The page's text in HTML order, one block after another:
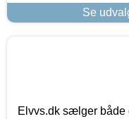
Se
Elvvs.dk sælger både